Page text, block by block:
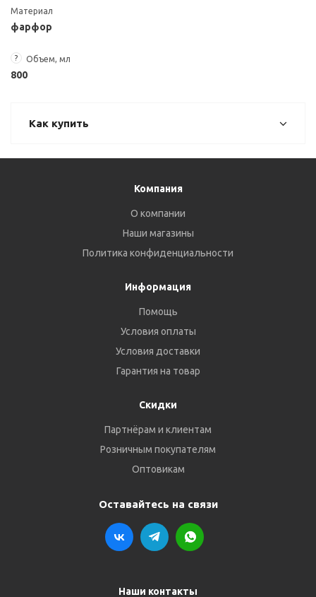
Материал
фарфор
? Объем, мл
800
Как купить
Компания
О компании
Наши магазины
Политика конфиденциальности
Информация
Помощь
Условия оплаты
Условия доставки
Гарантия на товар
Скидки
Партнёрам и клиентам
Розничным покупателям
Оптовикам
Оставайтесь на связи
Наши контакты